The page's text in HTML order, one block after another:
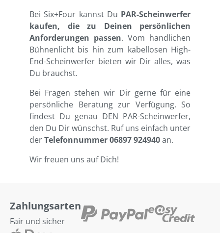
Bei Six+Four kannst Du PAR-Scheinwerfer
kaufen, die zu Deinen persönlichen
Anforderungen passen. Vom handlichen
Bühnenlicht bis hin zum kabellosen High-
End-Scheinwerfer bieten wir Dir alles, was
Du brauchst.
Bei Fragen stehen wir Dir gerne für eine
persönliche Beratung zur Verfügung. So
findest Du genau DEN PAR-Scheinwerfer,
den Du Dir wünschst. Ruf uns einfach unter
derTelefonnummer 06897 924940an.
Wir freuen uns auf Dich!
Zahlungsarten
Fair und sicher